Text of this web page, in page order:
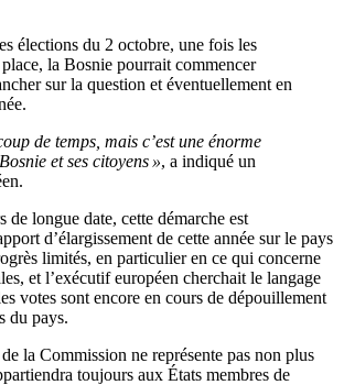
élections du 2 octobre, une fois les
la Bosnie pourrait commencer
sur la question et éventuellement en
de temps, mais c’est une énorme
et ses citoyens », a indiqué un
de longue date, cette démarche est
d’élargissement de cette année sur le pays
limités, en particulier en ce qui concerne
et l’exécutif européen cherchait le langage
votes sont encore en cours de dépouillement
du pays.
la Commission ne représente pas non plus
toujours aux États membres de